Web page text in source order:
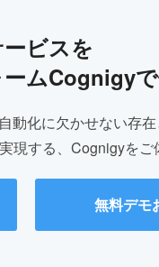
ビスを
ムCognigy
化に欠かせない存在
現する、Cognigyをご
無料デモ